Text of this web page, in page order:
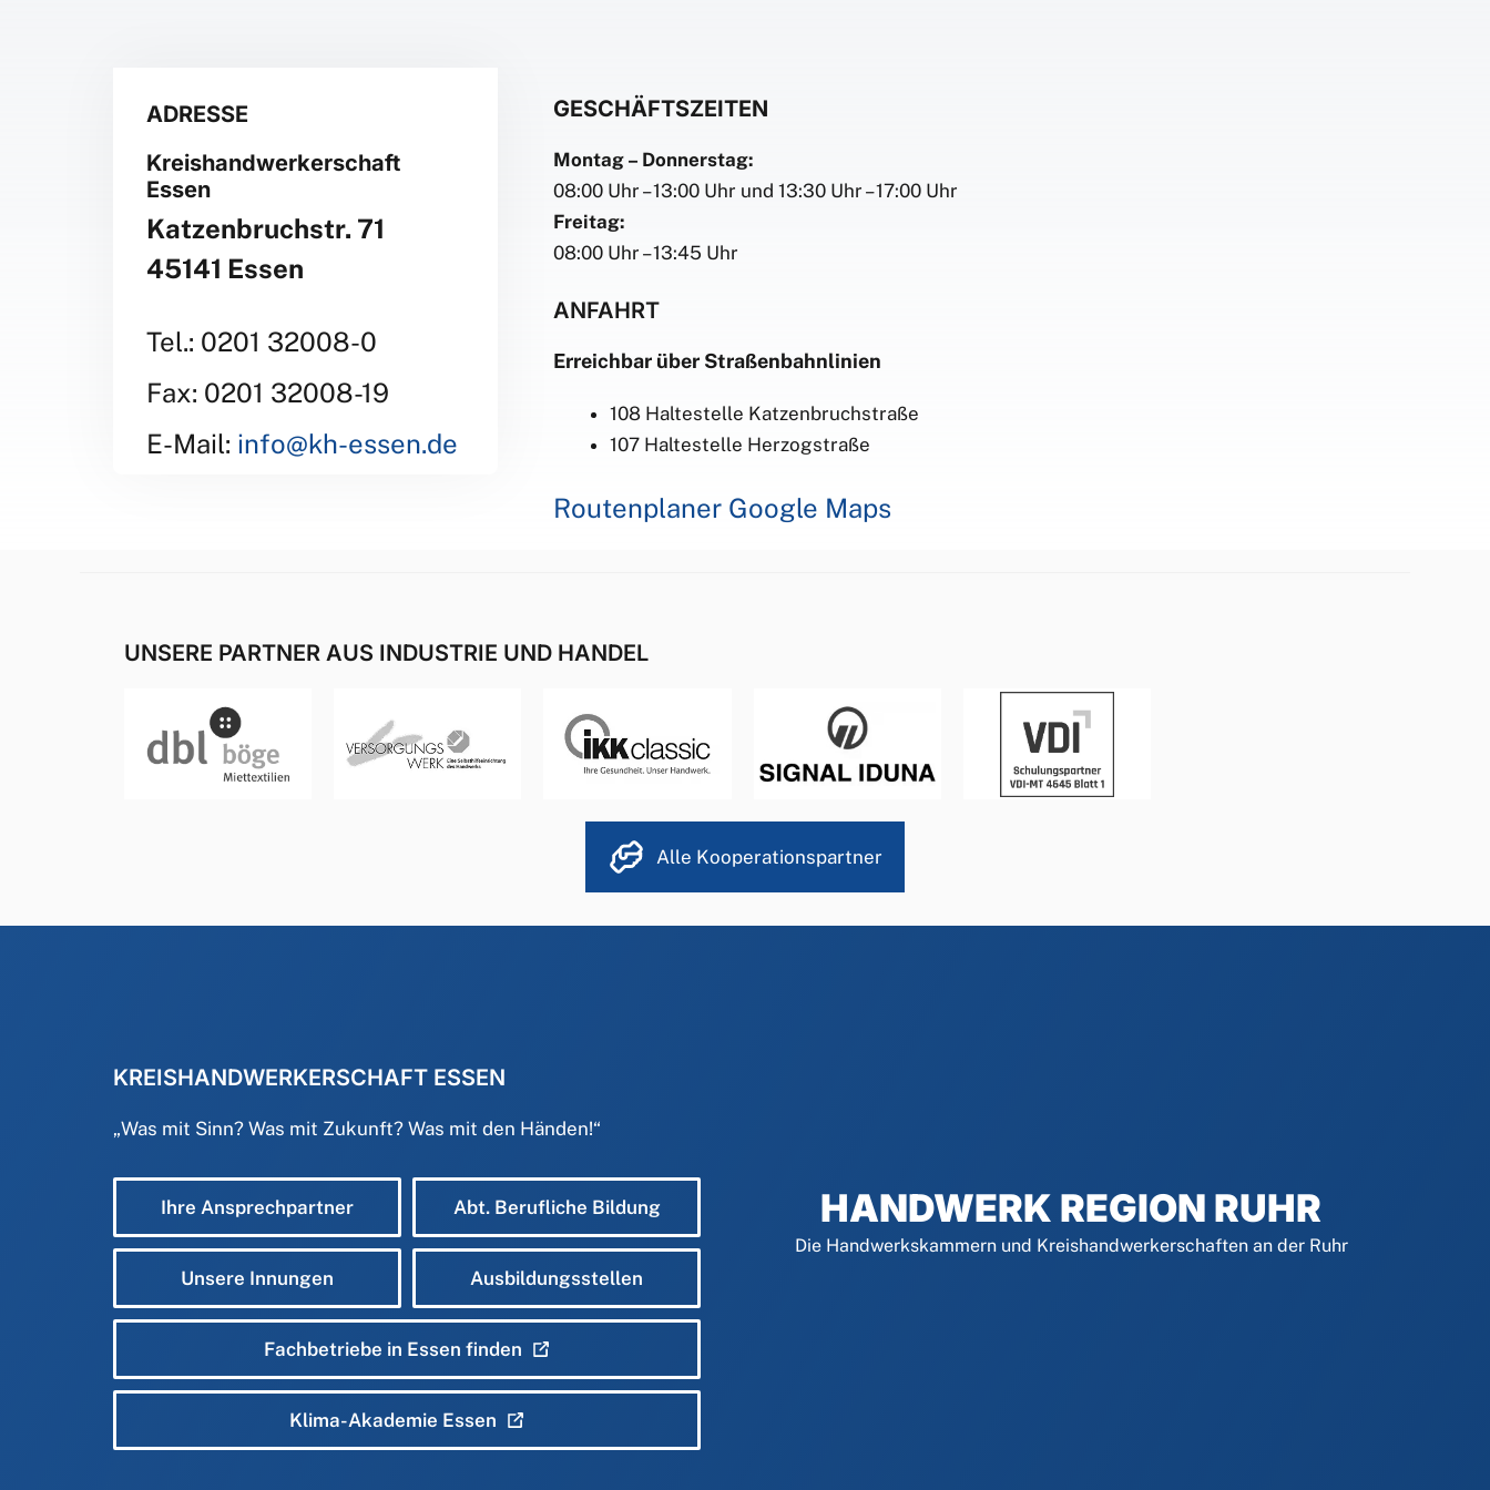
ADRESSE
Kreishandwerkerschaft
Essen
Katzenbruchstr. 71
45141 Essen
Tel.: 0201 32008-0
Fax: 0201 32008-19
E-Mail: info@kh-essen.de
GESCHÄFTSZEITEN
Montag – Donnerstag:
08:00 Uhr – 13:00 Uhr und 13:30 Uhr – 17:00 Uhr
Freitag:
08:00 Uhr – 13:45 Uhr
ANFAHRT
Erreichbar über Straßenbahnlinien
108 Haltestelle Katzenbruchstraße
107 Haltestelle Herzogstraße
Routenplaner Google Maps
UNSERE PARTNER AUS INDUSTRIE UND HANDEL
Alle Kooperationspartner
KREISHANDWERKERSCHAFT ESSEN
„Was mit Sinn? Was mit Zukunft? Was mit den Händen!“
Ihre Ansprechpartner Abt. Berufliche Bildung
Unsere Innungen Ausbildungsstellen
Fachbetriebe in Essen finden
Klima-Akademie Essen
HANDWERK REGION RUHR
Die Handwerkskammern und Kreishandwerkerschaften an der Ruhr